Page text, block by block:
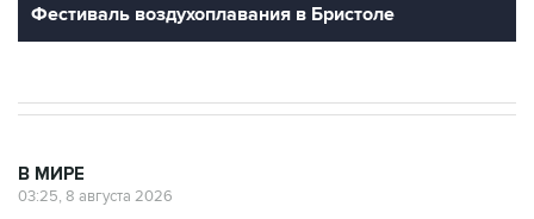
Фестиваль воздухоплавания в Бристоле
В МИРЕ
03:25, 8 августа 2026